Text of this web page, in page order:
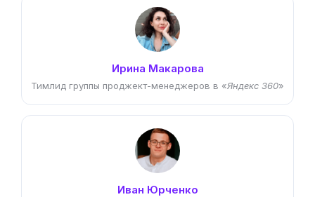
Ирина Макарова
Тимлид группы проджект-менеджеров в «Яндекс 360»
Иван Юрченко